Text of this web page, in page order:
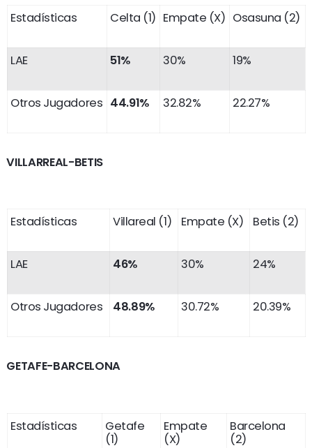
Estadísticas Celta (1) Empate (X) Osasuna (2)
LAE 51% 30% 19%
Otros Jugadores 44.91% 32.82% 22.27%
VILLARREAL-BETIS
Estadísticas Villareal (1) Empate (X) Betis (2)
LAE 46% 30% 24%
Otros Jugadores 48.89% 30.72% 20.39%
GETAFE-BARCELONA
Estadísticas
Getafe
(1)
Empate
(X)
Barcelona
(2)